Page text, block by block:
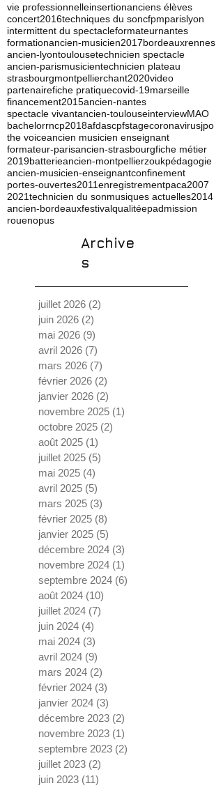
vie professionnelleinsertionanciens élèves
concert2016techniques du soncfpmparislyon
intermittent du spectacleformateurnantes
formationancien-musicien2017bordeauxrennes
ancien-lyontoulousetechnicien spectacle
ancien-parismusicientechnicien plateau
strasbourgmontpellierchant2020video
partenairefiche pratiquecovid-19marseille
financement2015ancien-nantes
spectacle vivantancien-toulouseinterviewMAO
bachelorrncp2018afdascpfstagecoronavirusjpo
the voiceancien musicien enseignant
formateur-parisancien-strasbourgfiche métier
2019batterieancien-montpellierzoukpédagogie
ancien-musicien-enseignantconfinement
portes-ouvertes2011enregistrementpaca2007
2021technicien du sonmusiques actuelles2014
ancien-bordeauxfestivalqualitéepadmission
rouenopus
Archive
s
juillet 2026 (2)
juin 2026 (2)
mai 2026 (9)
avril 2026 (7)
mars 2026 (7)
février 2026 (2)
janvier 2026 (2)
novembre 2025 (1)
octobre 2025 (2)
août 2025 (1)
juillet 2025 (5)
mai 2025 (4)
avril 2025 (5)
mars 2025 (3)
février 2025 (8)
janvier 2025 (5)
décembre 2024 (3)
novembre 2024 (1)
septembre 2024 (6)
août 2024 (10)
juillet 2024 (7)
juin 2024 (4)
mai 2024 (3)
avril 2024 (9)
mars 2024 (2)
février 2024 (3)
janvier 2024 (3)
décembre 2023 (2)
novembre 2023 (1)
septembre 2023 (2)
juillet 2023 (2)
juin 2023 (11)